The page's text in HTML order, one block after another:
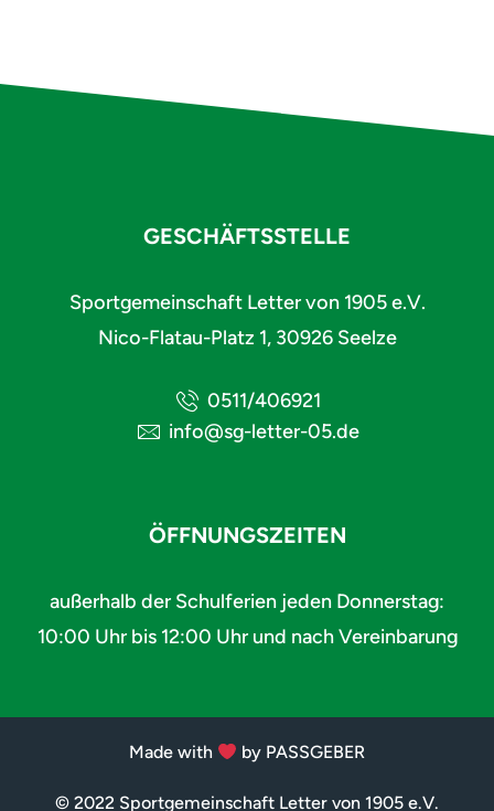
GESCHÄFTSSTELLE
Sportgemeinschaft Letter von 1905 e.V.
Nico-Flatau-Platz 1, 30926 Seelze
0511/406921
info@sg-letter-05.de
ÖFFNUNGSZEITEN
außerhalb der Schulferien jeden Donnerstag:
10:00 Uhr bis 12:00 Uhr und nach Vereinbarung
Made with by PASSGEBER
© 2022 Sportgemeinschaft Letter von 1905 e.V.